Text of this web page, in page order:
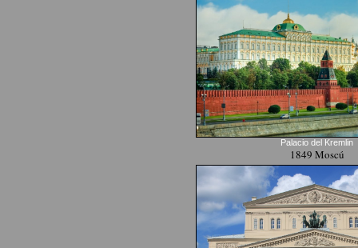
Palacio del Kremlin
1849 Moscú